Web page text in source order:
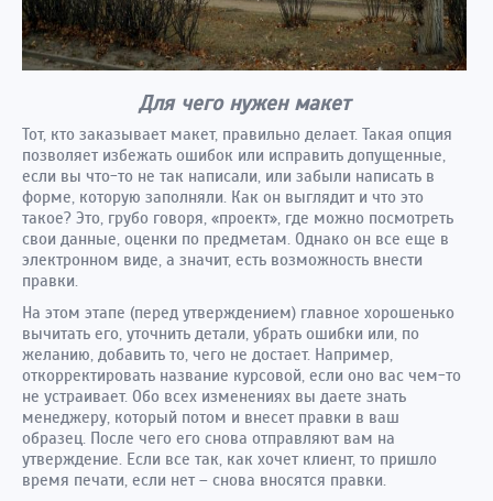
Для чего нужен макет
Тот, кто заказывает макет, правильно делает. Такая опция
позволяет избежать ошибок или исправить допущенные,
если вы что-то не так написали, или забыли написать в
форме, которую заполняли. Как он выглядит и что это
такое? Это, грубо говоря, «проект», где можно посмотреть
свои данные, оценки по предметам. Однако он все еще в
электронном виде, а значит, есть возможность внести
правки.
На этом этапе (перед утверждением) главное хорошенько
вычитать его, уточнить детали, убрать ошибки или, по
желанию, добавить то, чего не достает. Например,
откорректировать название курсовой, если оно вас чем-то
не устраивает. Обо всех изменениях вы даете знать
менеджеру, который потом и внесет правки в ваш
образец. После чего его снова отправляют вам на
утверждение. Если все так, как хочет клиент, то пришло
время печати, если нет – снова вносятся правки.